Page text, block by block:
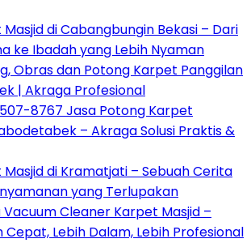
di Cabangbungin Bekasi – Dari
ke Ibadah yang Lebih Nyaman
Obras dan Potong Karpet Panggilan
| Akraga Profesional
8767 Jasa Potong Karpet
– Akraga Solusi Praktis &
di Kramatjati – Sebuah Cerita
yang Terlupakan
Cleaner Karpet Masjid –
Cepat, Lebih Dalam, Lebih Profesional